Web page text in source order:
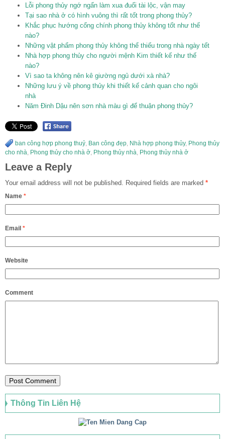
Lỗi phong thủy ngớ ngẩn làm xua đuổi tài lộc, vận may
Tại sao nhà ở có hình vuông thì rất tốt trong phong thủy?
Khắc phục hướng cổng chính phong thủy không tốt như thế
nào?
Những vật phẩm phong thủy không thể thiếu trong nhà ngày tết
Nhà hợp phong thủy cho người mệnh Kim thiết kế như thế
nào?
Vì sao ta không nên kê giường ngủ dưới xà nhà?
Những lưu ý về phong thủy khi thiết kế cảnh quan cho ngôi
nhà
Năm Đinh Dậu nên sơn nhà màu gì để thuận phong thủy?
ban công hợp phong thuỷ, Ban công đẹp, Nhà hợp phong thủy, Phong thủy
cho nhà, Phong thủy cho nhà ở, Phong thủy nhà, Phong thủy nhà ở
Leave a Reply
Your email address will not be published. Required fields are marked *
Name *
Email *
Website
Comment
Thông Tin Liên Hệ